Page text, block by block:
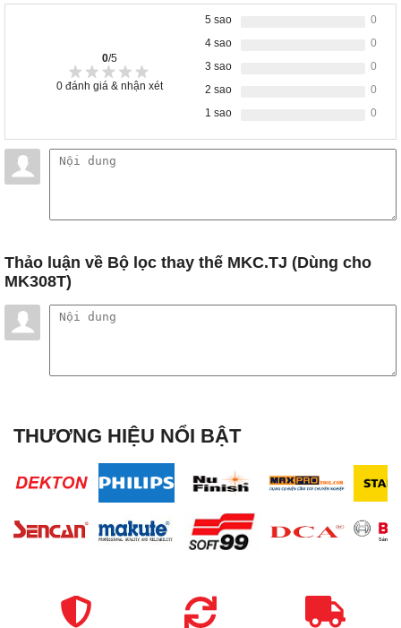
0/5
0 đánh giá & nhận xét
5 sao
0
4 sao
0
3 sao
0
2 sao
0
1 sao
0
Thảo luận về Bộ lọc thay thế MKC.TJ (Dùng cho
MK308T)
THƯƠNG HIỆU NỔI BẬT